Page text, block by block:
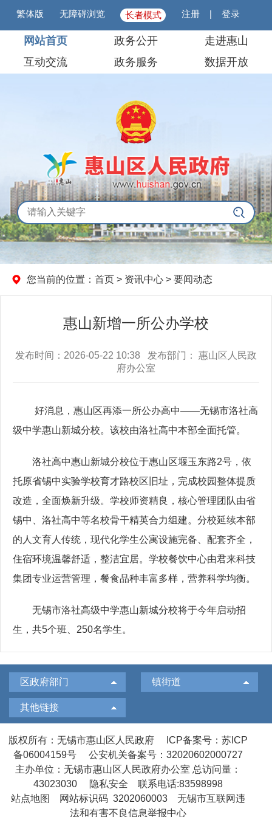
繁体版 无障碍浏览 长者模式 注册 |登录
网站首页 政务公开
走进惠山
互动交流
政务服务 数据开放
您当前的位置： 首页 > 资讯中心 > 要闻动态
惠山新增一所公办学校
发布时间：2026-05-22 10:38 发布部门： 惠山区人民政
府办公室
好消息，惠山区再添一所公办高中——无锡市洛社高
级中学惠山新城分校。该校由洛社高中本部全面托管。
洛社高中惠山新城分校位于惠山区堰玉东路2号，依
托原省锡中实验学校育才路校区旧址，完成校园整体提质
改造，全面焕新升级。学校师资精良，核心管理团队由省
锡中、洛社高中等名校骨干精英合力组建。分校延续本部
的人文育人传统，现代化学生公寓设施完备、配套齐全，
住宿环境温馨舒适，整洁宜居。学校餐饮中心由君来科技
集团专业运营管理，餐食品种丰富多样，营养科学均衡。
无锡市洛社高级中学惠山新城分校将于今年启动招
生，共5个班、250名学生。
区政府部门 镇街道
其他链接
版权所有：无锡市惠山区人民政府
ICP备案号：苏ICP
备06004159号
公安机关备案号：32020602000727
主办单位：无锡市惠山区人民政府办公室 总访问量：
43023030
隐私安全
联系电话:83598998
站点地图
网站标识码 3202060003
无锡市互联网违
法和有害不良信息举报中心